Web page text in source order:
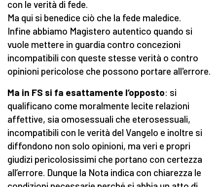
con le verità di fede.
Ma qui si benedice ciò che la fede maledice.
Infine abbiamo Magistero autentico quando si
vuole mettere in guardia contro concezioni
incompatibili con queste stesse verità o contro
opinioni pericolose che possono portare all'errore.
Ma in FS si fa esattamente l’opposto: si
qualificano come moralmente lecite relazioni
affettive, sia omosessuali che eterosessuali,
incompatibili con le verità del Vangelo e inoltre si
diffondono non solo opinioni, ma veri e propri
giudizi pericolosissimi che portano con certezza
all’errore. Dunque la Nota indica con chiarezza le